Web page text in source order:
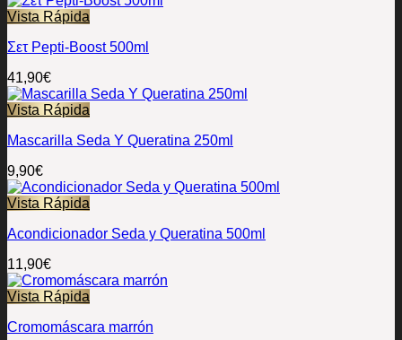
Vista Rápida
Σετ Pepti-Boost 500ml
41,90€
Vista Rápida
Mascarilla Seda Y Queratina 250ml
9,90€
Vista Rápida
Acondicionador Seda y Queratina 500ml
11,90€
Vista Rápida
Cromomáscara marrón